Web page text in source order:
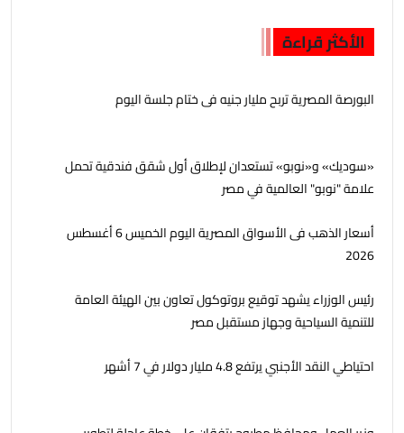
الأكثر قراءة
البورصة المصرية تربح مليار جنيه فى ختام جلسة اليوم
«سوديك» و«نوبو» تستعدان لإطلاق أول شقق فندقية تحمل
علامة "نوبو" العالمية في مصر
أسعار الذهب فى الأسواق المصرية اليوم الخميس 6 أغسطس
2026
رئيس الوزراء يشهد توقيع بروتوكول تعاون بين الهيئة العامة
للتنمية السياحية وجهاز مستقبل مصر
احتياطي النقد الأجنبي يرتفع 4.8 مليار دولار في 7 أشهر